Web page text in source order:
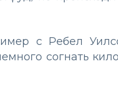
с Ребел
согнать